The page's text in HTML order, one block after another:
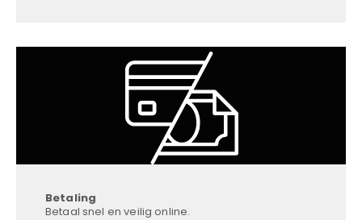
Betaling
Betaal snel en veilig online.